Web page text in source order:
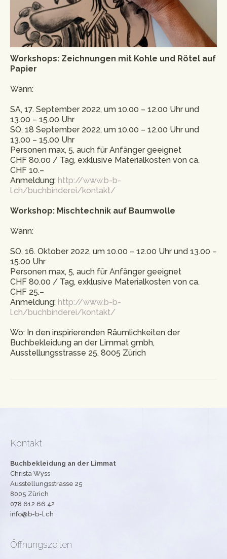
Workshops: Zeichnungen mit Kohle und Rötel auf
Papier
Wann:
SA, 17. September 2022, um 10.00 – 12.00 Uhr und
13.00 – 15.00 Uhr
SO, 18 September 2022, um 10.00 – 12.00 Uhr und
13.00 – 15.00 Uhr
Personen max, 5, auch für Anfänger geeignet
CHF 80.00 / Tag, exklusive Materialkosten von ca.
CHF 10.–
Anmeldung: http://www.b-b-
l.ch/buchbinderei/kontakt/
Workshop: Mischtechnik auf Baumwolle
Wann:
SO, 16. Oktober 2022, um 10.00 – 12.00 Uhr und 13.00 –
15.00 Uhr
Personen max, 5, auch für Anfänger geeignet
CHF 80.00 / Tag, exklusive Materialkosten von ca.
CHF 25.–
Anmeldung: http://www.b-b-
l.ch/buchbinderei/kontakt/
Wo: In den inspirierenden Räumlichkeiten der
Buchbekleidung an der Limmat gmbh,
Ausstellungsstrasse 25, 8005 Zürich
Kontakt
Buchbekleidung an der Limmat
Christa Wyss
Ausstellungsstrasse 25
8005 Zürich
078 612 66 42
info@b-b-l.ch
Öffnungszeiten